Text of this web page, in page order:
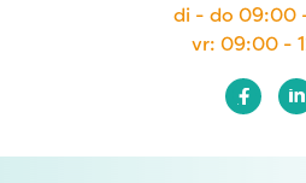
di - do 09:00
vr: 09:00 -